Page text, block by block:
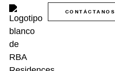
CONTÁCTANOS